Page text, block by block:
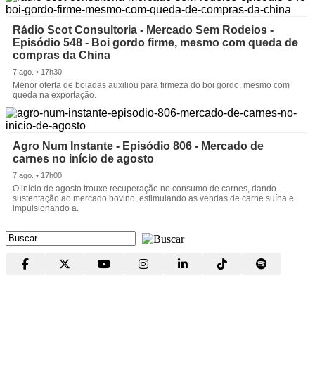
Rádio Scot Consultoria - Mercado Sem Rodeios -
Episódio 548 - Boi gordo firme, mesmo com queda de
compras da China
7 ago. • 17h30
Menor oferta de boiadas auxiliou para firmeza do boi gordo, mesmo com
queda na exportação.
Agro Num Instante - Episódio 806 - Mercado de
carnes no início de agosto
7 ago. • 17h00
O início de agosto trouxe recuperação no consumo de carnes, dando
sustentação ao mercado bovino, estimulando as vendas de carne suína e
impulsionando a.